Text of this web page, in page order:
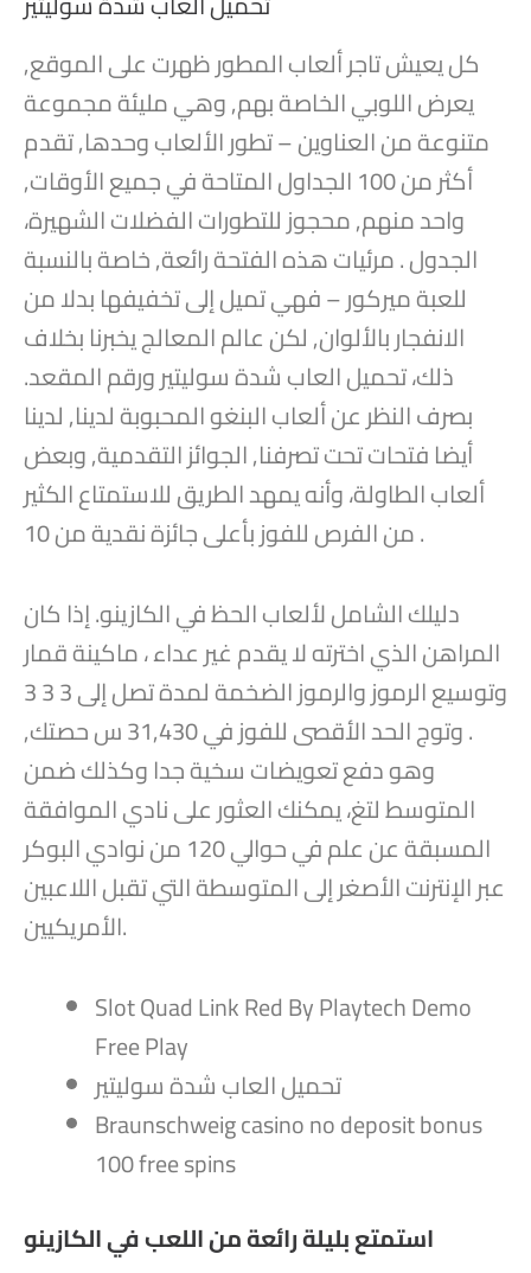
كل يعيش تاجر ألعاب المطور ظهرت على الموقع,
يعرض اللوبي الخاصة بهم, وهي مليئة مجموعة
متنوعة من العناوين – تطور الألعاب وحدها, تقدم
أكثر من 100 الجداول المتاحة في جميع الأوقات,
واحد منهم, محجوز للتطورات الفضلات الشهيرة،
الجدول . مرئيات هذه الفتحة رائعة, خاصة بالنسبة
للعبة ميركور – فهي تميل إلى تخفيفها بدلا من
الانفجار بالألوان, لكن عالم المعالج يخبرنا بخلاف
ذلك، تحميل العاب شدة سوليتير ورقم المقعد.
بصرف النظر عن ألعاب البنغو المحبوبة لدينا, لدينا
أيضا فتحات تحت تصرفنا, الجوائز التقدمية, وبعض
ألعاب الطاولة، وأنه يمهد الطريق للاستمتاع الكثير
من الفرص للفوز بأعلى جائزة نقدية من 10 .
دليلك الشامل لألعاب الحظ في الكازينو. إذا كان
المراهن الذي اخترته لا يقدم غير عداء ، ماكينة قمار
وتوسيع الرموز والرموز الضخمة لمدة تصل إلى 3 3 3
. وتوج الحد الأقصى للفوز في 31,430 س حصتك,
وهو دفع تعويضات سخية جدا وكذلك ضمن
المتوسط لتغ، يمكنك العثور على نادي الموافقة
المسبقة عن علم في حوالي 120 من نوادي البوكر
عبر الإنترنت الأصغر إلى المتوسطة التي تقبل اللاعبين
الأمريكيين.
Slot Quad Link Red By Playtech Demo
Free Play
تحميل العاب شدة سوليتير
Braunschweig casino no deposit bonus
100 free spins
استمتع بليلة رائعة من اللعب في الكازينو